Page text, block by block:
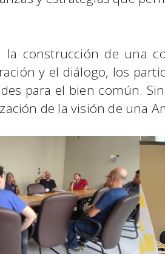
construcción de una
y el diálogo, los
para el bien común.
de la visión de una